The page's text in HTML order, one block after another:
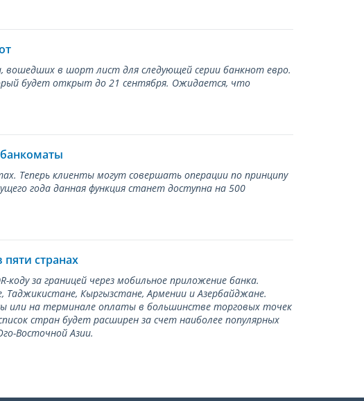
вошедших в шорт лист для следующей серии банкнот евро.
будет открыт до 21 сентября. Ожидается, что
Теперь клиенты могут совершать операции по принципу
года данная функция станет доступна на 500
странах
за границей через мобильное приложение банка.
Кыргызстане, Армении и Азербайджане.
или на терминале оплаты в большинстве торговых точек
стран будет расширен за счет наиболее популярных
Восточной Азии.